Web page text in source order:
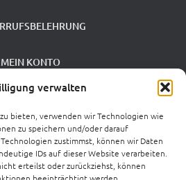
verwalten
bieten, verwenden wir Technologien wie
zu speichern und/oder darauf
zustimmst, können wir Daten
IDs auf dieser Website verarbeiten.
erteilst oder zurückziehst, können
MEIN KONTO
0 %